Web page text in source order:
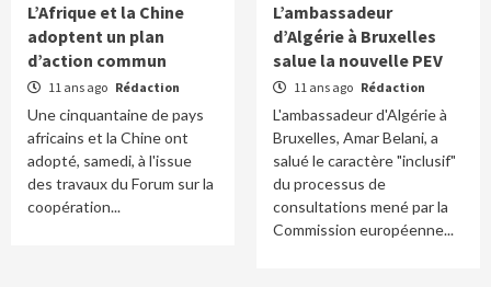
L’Afrique et la Chine
adoptent un plan
d’action commun
11 ans ago Rédaction
Une cinquantaine de pays
africains et la Chine ont
adopté, samedi, à l'issue
des travaux du Forum sur la
coopération...
L’ambassadeur
d’Algérie à Bruxelles
salue la nouvelle PEV
11 ans ago Rédaction
L'ambassadeur d'Algérie à
Bruxelles, Amar Belani, a
salué le caractère "inclusif"
du processus de
consultations mené par la
Commission européenne...